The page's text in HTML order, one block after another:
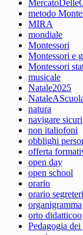
metodo
MIRA
mondiale
Montessori
Montessori e
Montessori
musicale
Natale2025
natura
navigare sicuri
non italiofoni
obblighi
offerta
open day
open school
orario
orario
organigramma
orto didatticoo
Pedagogia